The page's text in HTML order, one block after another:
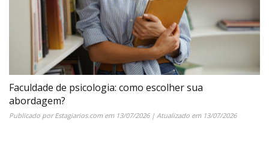
Faculdade de psicologia: como escolher sua
abordagem?
Publicado porEstagiarios.comem 13/07/2026| Atualizado em 13/07/2026